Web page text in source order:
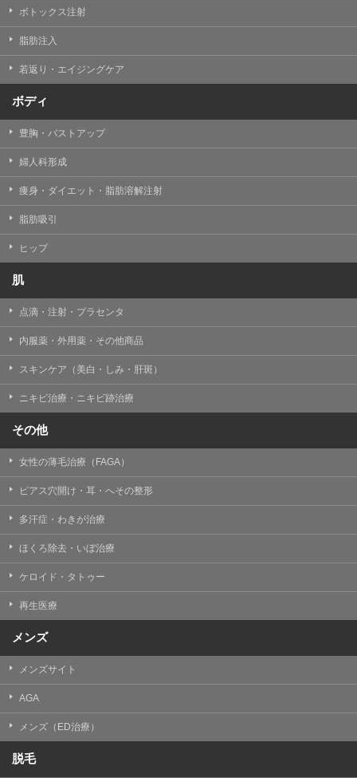
ボトックス注射
脂肪注入
若返り・エイジングケア
ボディ
豊胸・バストアップ
婦人科形成
痩身・ダイエット・脂肪溶解注射
脂肪吸引
ヒップ
肌
点滴・注射・プラセンタ
内服薬・外用薬・その他商品
スキンケア（美白・しみ・肝斑）
ニキビ治療・ニキビ跡治療
その他
女性の薄毛治療（FAGA）
ピアス穴開け・耳・へその整形
多汗症・わきが治療
ほくろ除去・いぼ治療
ケロイド・タトゥー
再生医療
メンズ
メンズサイト
AGA
メンズ（ED治療）
脱毛